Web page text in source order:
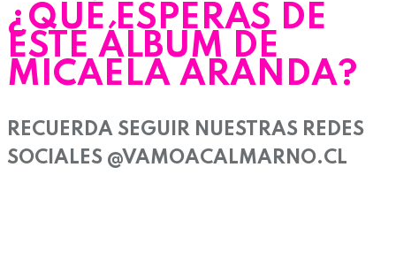
¿QUÉ ESPERAS DE
ESTE ÁLBUM DE
MICAELA ARANDA?
RECUERDA SEGUIR NUESTRAS REDES
SOCIALES @VAMOACALMARNO.CL